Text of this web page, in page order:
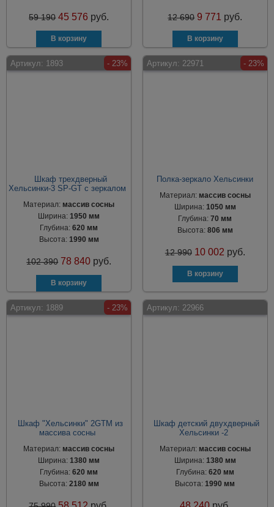
59 190 45 576 руб. 12 690 9 771 руб.
Артикул: 1893 - 23%
Шкаф трехдверный
Хельсинки-3 SP-GT с зеркалом
Материал: массив сосны
Ширина:1950 мм
Глубина:620 мм
Высота: 1990 мм
102 390 78 840 руб.
Артикул: 22971 - 23%
Полка-зеркало Хельсинки
Материал: массив сосны
Ширина: 1050 мм
Глубина:70 мм
Высота: 806 мм
12 990 10 002 руб.
Артикул: 1889 - 23%
Шкаф "Хельсинки" 2GTM из
массива сосны
Материал: массив сосны
Ширина:1380 мм
Глубина:620 мм
Высота: 2180 мм
Артикул: 22966
Шкаф детский двухдверный
Хельсинки -2
Материал: массив сосны
Ширина: 1380 мм
Глубина: 620 мм
Высота:1990 мм